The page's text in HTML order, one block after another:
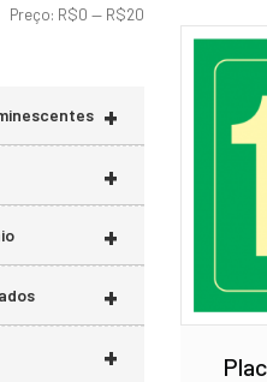
Preço: R$0 — R$20
+
+
+
+
+